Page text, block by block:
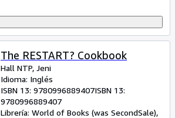
The RESTART? Cookbook
Hall NTP, Jeni
Idioma: Inglés
ISBN 13: 9780996889407ISBN 13:
9780996889407
Librería: World of Books (was SecondSale),